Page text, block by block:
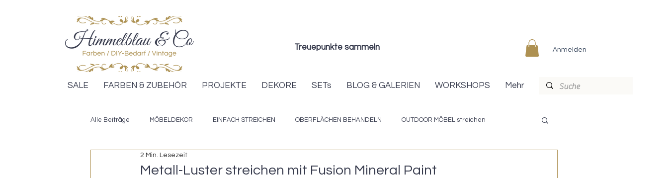
Treuepunkte sammeln Anmelden
SALE FARBEN & ZUBEHÖR PROJEKTE DEKORE SETs BLOG & GALERIEN WORKSHOPS Mehr
Alle Beiträge MÖBELDEKOR EINFACH STREICHEN OBERFLÄCHEN BEHANDELN OUTDOOR MÖBEL streichen
DESIGN ANLEITUNGEN
Metall-Luster streichen mit Fusion Mineral Paint
2 Min. Lesezeit